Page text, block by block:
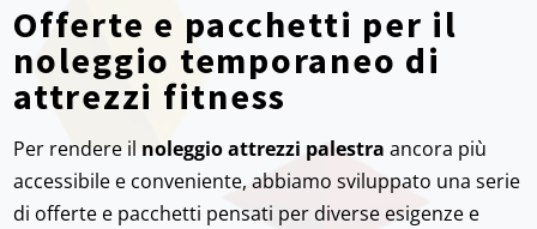
Offerte e pacchetti per il
noleggio temporaneo di
attrezzi fitness
Per rendere il noleggio attrezzi palestra ancora più
accessibile e conveniente, abbiamo sviluppato una serie
di offerte e pacchetti pensati per diverse esigenze e